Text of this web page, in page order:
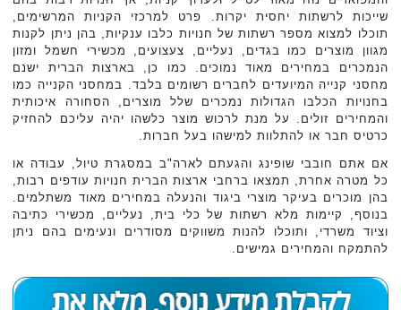
שייכות לרשתות יחסית יקרות. פרט למרכזי הקניות המרשימים,
תוכלו למצוא מספר רשתות של חנויות כלבו ענקיות, בהן ניתן לקנות
מגוון מוצרים כמו בגדים, נעליים, צעצועים, מכשירי חשמל ומזון
הנמכרים במחירים מאוד נמוכים. כמו כן, בארצות הברית ישנם
מחסני קנייה המיועדים לחברים רשומים בלבד. במחסני הקנייה כמו
בחנויות הכלבו הגדולות נמכרים שלל מוצרים, הסחורה איכותית
והמחירים זולים. על מנת לרכוש מוצר כלשהו יהיה עליכם להחזיק
כרטיס חבר או להתלוות למישהו בעל חברות.
אם אתם חובבי שופינג והגעתם לארה"ב במסגרת טיול, עבודה או
כל מטרה אחרת, תמצאו ברחבי ארצות הברית חנויות עודפים רבות,
בהן מוכרים בעיקר מוצרי ביגוד והנעלה במחירים מאוד משתלמים.
בנוסף, קיימות מלא רשתות של כלי בית, נעליים, מכשירי כתיבה
וציוד משרדי, ותוכלו להנות משווקים מסודרים ונעימים בהם ניתן
להתמקח והמחירים גמישים.